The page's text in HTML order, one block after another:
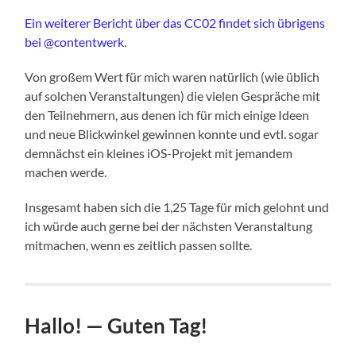
Ein wei­te­rer Bericht über das CC02 fin­det sich übri­gens
bei @contentwerk.
Von gro­ßem Wert für mich waren natür­lich (wie üblich
auf sol­chen Ver­an­stal­tun­gen) die vie­len Gesprä­che mit
den Teil­neh­mern, aus denen ich für mich eini­ge Ideen
und neue Blick­win­kel gewin­nen konn­te und evtl. sogar
dem­nächst ein klei­nes iOS-Pro­jekt mit jeman­dem
machen werde.
Ins­ge­samt haben sich die 1,25 Tage für mich gelohnt und
ich wür­de auch ger­ne bei der nächs­ten Ver­an­stal­tung
mit­ma­chen, wenn es zeit­lich pas­sen sollte.
Hal­lo! — Guten Tag!